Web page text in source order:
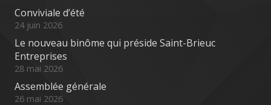
Conviviale d’été
24 juin 2026
Le nouveau binôme qui préside Saint-Brieuc
Entreprises
28 mai 2026
Assemblée générale
26 mai 2026